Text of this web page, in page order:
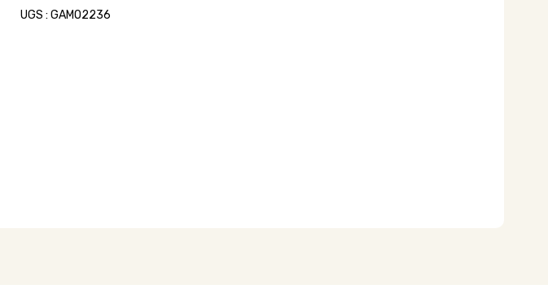
UGS : GAMO2236